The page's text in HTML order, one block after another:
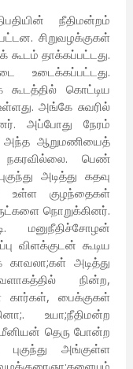
நீதிமன்றம்
சிறுவழக்குகள்
தாக்கப்பட்டது.
உடைக்கப்பட்டது.
கூடத்தில் கொட்டிய
அங்கே சுவரில்
அப்போது நேரம்
அந்த ஆறுமணியைத்
நகரவில்லை. பெண்
அடித்து கதவு
உள்ள குழந்தைகள்
நொறுக்கினர்.
விளக்குடன் கூடிய
காவலா;கள் அடித்து
நின்ற,
கார்கள், பைக்குகள்
உயா;நீதிமன்ற
தெரு போன்ற
அங்குள்ள